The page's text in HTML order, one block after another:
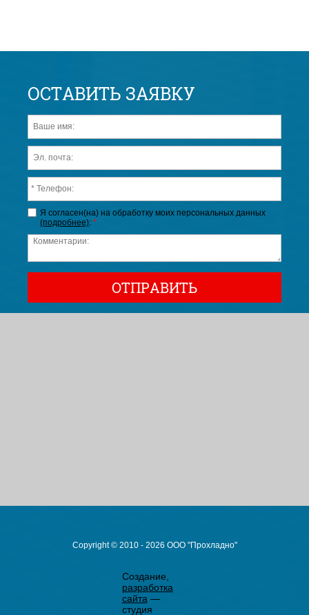
ОСТАВИТЬ ЗАЯВКУ
Я согласен(на) на обработку моих персональных данных
(подробнее): *
ОТПРАВИТЬ
Copyright © 2010 - 2026 ООО "Прохладно"
Создание,
разработка
сайта —
студия